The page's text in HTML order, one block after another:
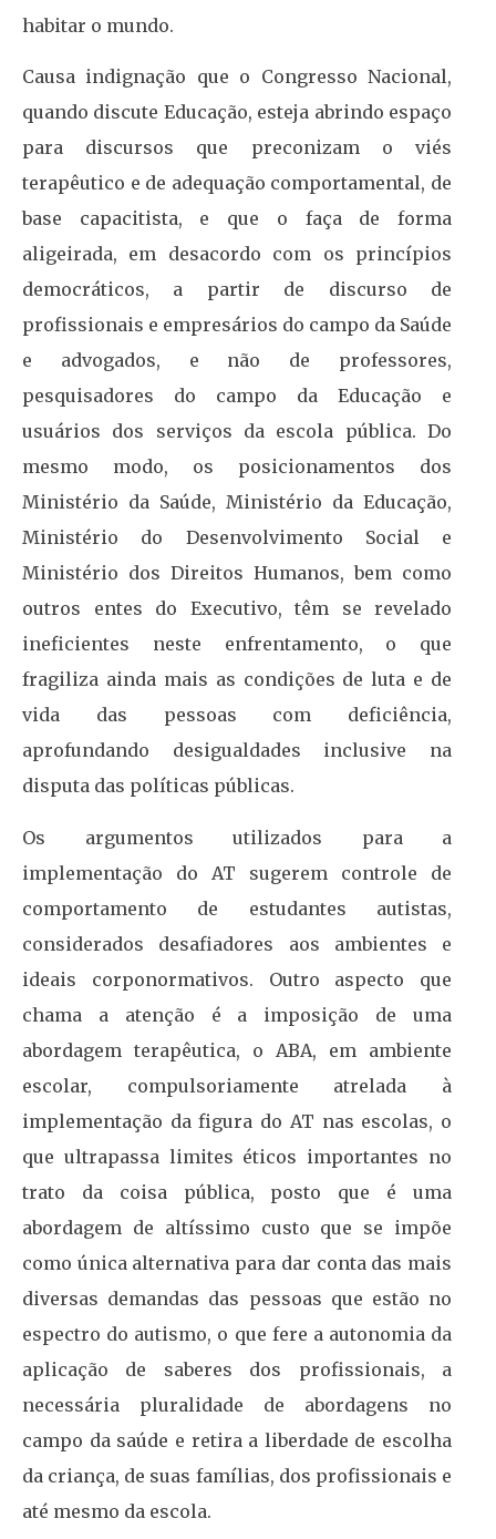
habitar o mundo.
Causa indignação que o Congresso Nacional,
quando discute Educação, esteja abrindo espaço
para discursos que preconizam o viés
terapêutico e de adequação comportamental, de
base capacitista, e que o faça de forma
aligeirada, em desacordo com os princípios
democráticos, a partir de discurso de
profissionais e empresários do campo da Saúde
e advogados, e não de professores,
pesquisadores do campo da Educação e
usuários dos serviços da escola pública. Do
mesmo modo, os posicionamentos dos
Ministério da Saúde, Ministério da Educação,
Ministério do Desenvolvimento Social e
Ministério dos Direitos Humanos, bem como
outros entes do Executivo, têm se revelado
ineficientes neste enfrentamento, o que
fragiliza ainda mais as condições de luta e de
vida das pessoas com deficiência,
aprofundando desigualdades inclusive na
disputa das políticas públicas.
Os argumentos utilizados para a
implementação do AT sugerem controle de
comportamento de estudantes autistas,
considerados desafiadores aos ambientes e
ideais corponormativos. Outro aspecto que
chama a atenção é a imposição de uma
abordagem terapêutica, o ABA, em ambiente
escolar, compulsoriamente atrelada à
implementação da figura do AT nas escolas, o
que ultrapassa limites éticos importantes no
trato da coisa pública, posto que é uma
abordagem de altíssimo custo que se impõe
como única alternativa para dar conta das mais
diversas demandas das pessoas que estão no
espectro do autismo, o que fere a autonomia da
aplicação de saberes dos profissionais, a
necessária pluralidade de abordagens no
campo da saúde e retira a liberdade de escolha
da criança, de suas famílias, dos profissionais e
até mesmo da escola.